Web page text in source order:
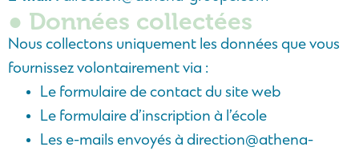
● Données collectées
Nous collectons uniquement les données que vous
fournissez volontairement via :
Le formulaire de contact du site web
Le formulaire d’inscription à l’école
Les e-mails envoyés à direction@athena-